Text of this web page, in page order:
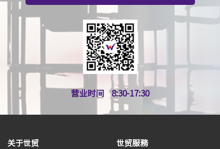
营业时间 8:30-17:30
关于世贸 世贸服務